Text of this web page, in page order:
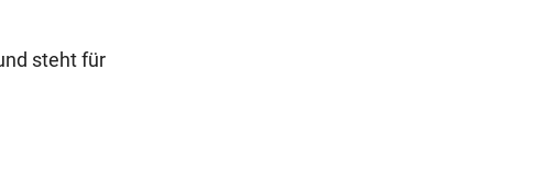
steht für